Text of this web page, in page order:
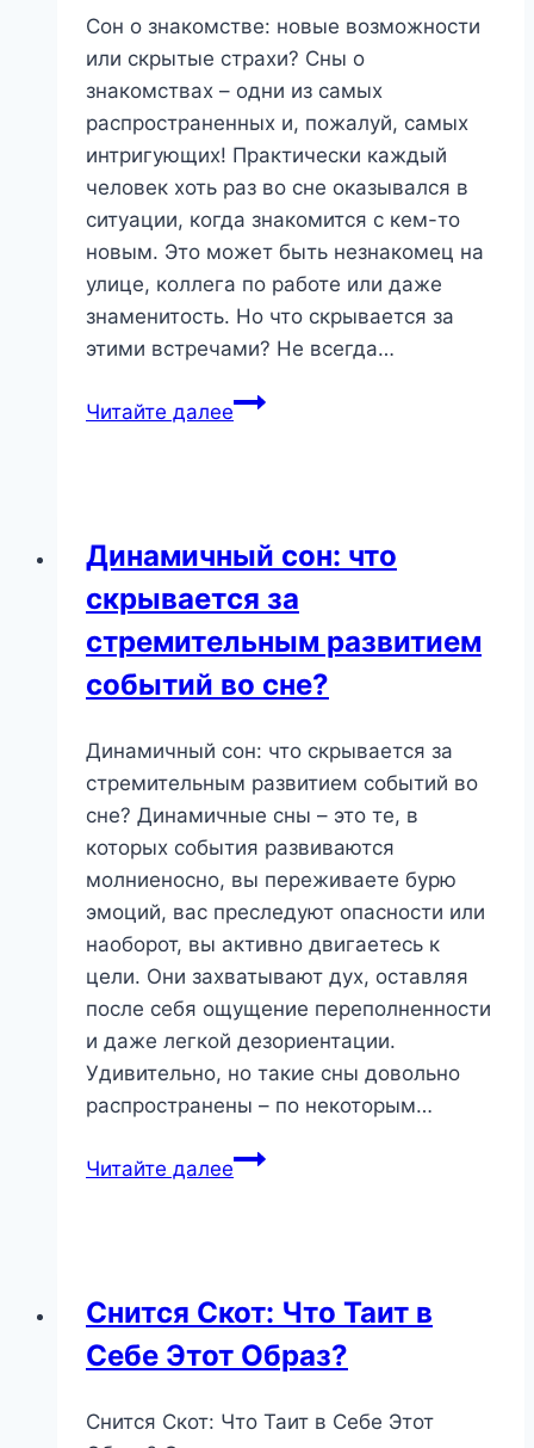
Сон о знакомстве: новые возможности
или скрытые страхи? Сны о
знакомствах – одни из самых
распространенных и, пожалуй, самых
интригующих! Практически каждый
человек хоть раз во сне оказывался в
ситуации, когда знакомится с кем-то
новым. Это может быть незнакомец на
улице, коллега по работе или даже
знаменитость. Но что скрывается за
этими встречами? Не всегда…
Читайте далееСон
или
скрытые
Динамичный сон: что
скрывается за
стремительным развитием
событий во сне?
Динамичный сон: что скрывается за
стремительным развитием событий во
сне? Динамичные сны – это те, в
которых события развиваются
молниеносно, вы переживаете бурю
эмоций, вас преследуют опасности или
наоборот, вы активно двигаетесь к
цели. Они захватывают дух, оставляя
после себя ощущение переполненности
и даже легкой дезориентации.
Удивительно, но такие сны довольно
распространены – по некоторым…
Читайте далееДинамичный
стремительным
развитием
во
Снится Скот: Что Таит в
Себе Этот Образ?
Снится Скот: Что Таит в Себе Этот